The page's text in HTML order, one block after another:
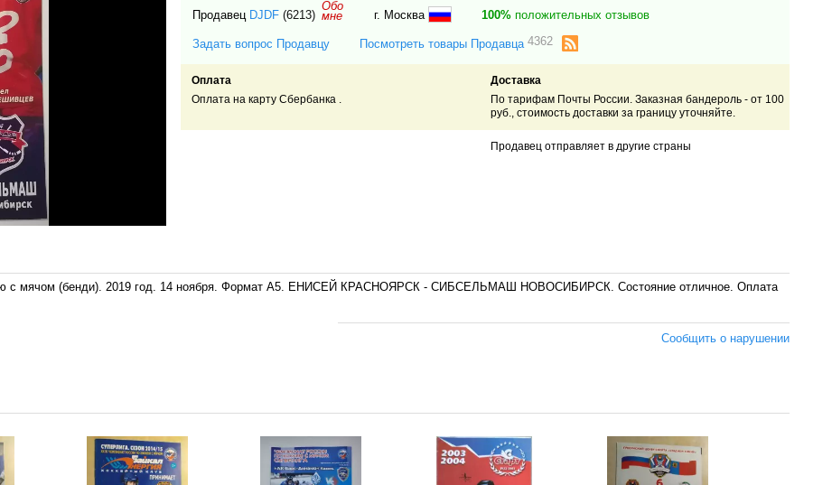
Продавец DJDF (6213)
Обо
мне г. Москва 100%положительных отзывов
Задать вопрос Продавцу Посмотреть товары Продавца 4362
Оплата
Оплата на карту Сбербанка .
Доставка
По тарифам Почты России. Заказная бандероль - от 100
руб., стоимость доставки за границу уточняйте.
Продавец отправляет в другие страны
с мячом (бенди). 2019 год. 14 ноября. Формат А5. ЕНИСЕЙ КРАСНОЯРСК - СИБСЕЛЬМАШ НОВОСИБИРСК. Состояние отличное. Оплата
Сообщить о нарушении